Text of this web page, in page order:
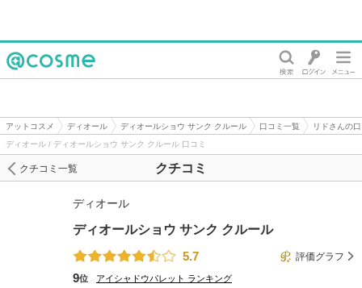
アットコスメ ディオール ディオールショウ サンク クルール 口コミ一覧
リドさんの
ディオール / ディオールショウ サンク クルール 口コミ
クチコミ
クチコミ一覧
ディオール
ディオールショウ サンク クルール
5.7
評価グラフ
9位 アイシャドウパレット ランキング